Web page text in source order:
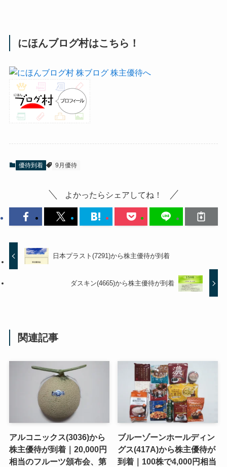
にほんブログ村はこちら！
優待到着 9月優待
よかったらシェアしてね！
日本プラスト(7291)から株主優待が到着
ダスキン(4665)から株主優待が到着
関連記事
アルコニックス(3036)から
株主優待が到着｜20,000円
相当のフルーツ頒布会、第
ブルーゾーンホールディン
グス(417A)から株主優待が
到着｜100株で4,000円相当